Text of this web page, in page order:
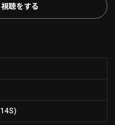
ターズ
ーグルス
ーズ
聴をする